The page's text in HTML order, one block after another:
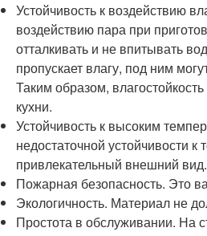
Устойчивость к воздействию
воздействию пара при
отталкивать и не впитывать
пропускает влагу, под ним
Таким образом,
кухни.
Устойчивость к высоким
недостаточной устойчивости
привлекательный внешний вид.
Пожарная безопасность. Это
Экологичность. Материал не
Простота в обслуживании. На